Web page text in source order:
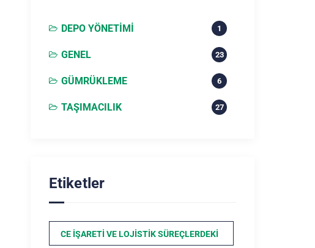
DEPO YÖNETIMI 1
GENEL 23
GÜMRÜKLEME 6
TAŞIMACILIK 27
Etiketler
CE İŞARETI VE LOJISTIK SÜREÇLERDEKI